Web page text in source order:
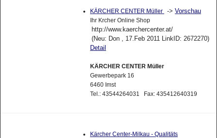
KÄRCHER CENTER Müller -> Vorschau
Ihr Krcher Online Shop
http://www.kaerchercenter.at/
(Neu: Don , 17.Feb 2011 LinkID: 2672270)
Detail
KÄRCHER CENTER Müller
Gewerbepark 16
6460 Imst
Tel.: 43544264031 Fax: 435412640319
Kärcher Center-Milkau - Qualitäts